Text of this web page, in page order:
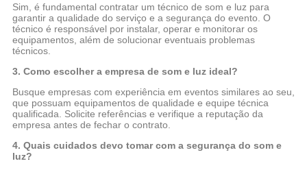
Sim, é fundamental contratar um técnico de som e luz para
garantir a qualidade do serviço e a segurança do evento. O
técnico é responsável por instalar, operar e monitorar os
equipamentos, além de solucionar eventuais problemas
técnicos.
3. Como escolher a empresa de som e luz ideal?
Busque empresas com experiência em eventos similares ao seu,
que possuam equipamentos de qualidade e equipe técnica
qualificada. Solicite referências e verifique a reputação da
empresa antes de fechar o contrato.
4. Quais cuidados devo tomar com a segurança do som e
luz?